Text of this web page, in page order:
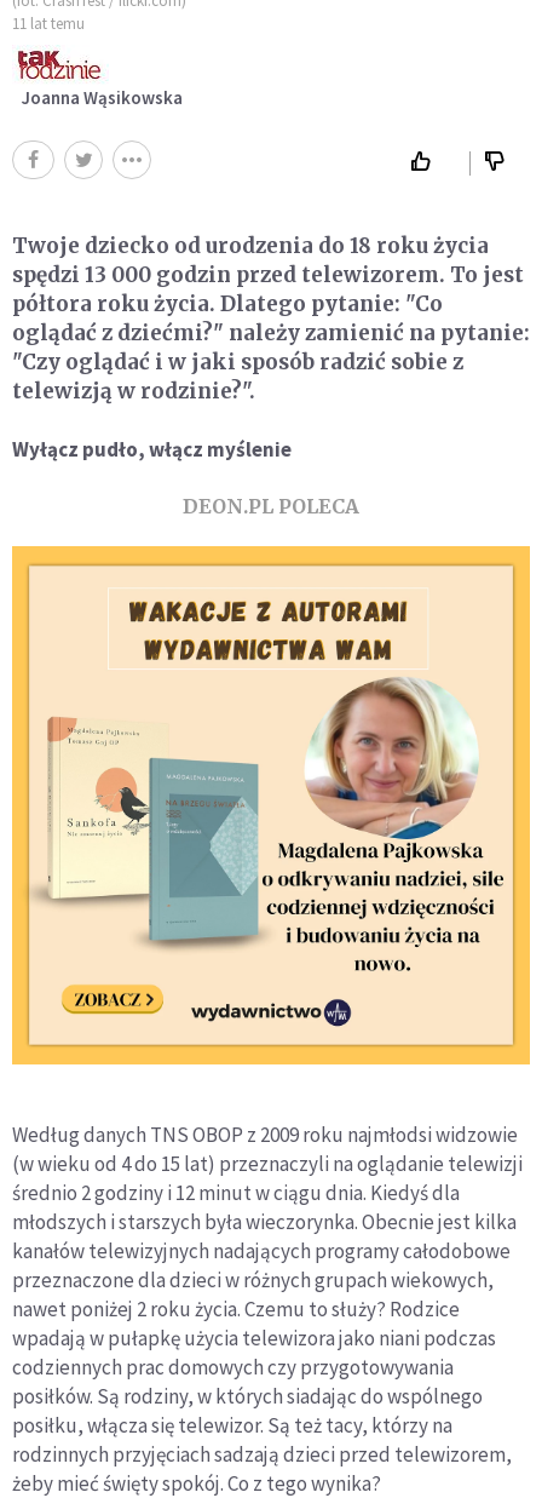
11 lat temu
Joanna Wąsikowska
Twoje dziecko od urodzenia do 18 roku życia
spędzi 13 000 godzin przed telewizorem. To jest
półtora roku życia. Dlatego pytanie: "Co
oglądać z dziećmi?" należy zamienić na pytanie:
"Czy oglądać i w jaki sposób radzić sobie z
telewizją w rodzinie?".
Wyłącz pudło, włącz myślenie
DEON.PL POLECA
Według danych TNS OBOP z 2009 roku najmłodsi widzowie
(w wieku od 4 do 15 lat) przeznaczyli na oglądanie telewizji
średnio 2 godziny i 12 minut w ciągu dnia. Kiedyś dla
młodszych i starszych była wieczorynka. Obecnie jest kilka
kanałów telewizyjnych nadających programy całodobowe
przeznaczone dla dzieci w różnych grupach wiekowych,
nawet poniżej 2 roku życia. Czemu to służy? Rodzice
wpadają w pułapkę użycia telewizora jako niani podczas
codziennych prac domowych czy przygotowywania
posiłków. Są rodziny, w których siadając do wspólnego
posiłku, włącza się telewizor. Są też tacy, którzy na
rodzinnych przyjęciach sadzają dzieci przed telewizorem,
żeby mieć święty spokój. Co z tego wynika?